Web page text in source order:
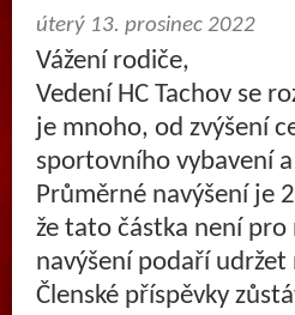
úterý 13. prosinec 2022
Vážení rodiče,
Vedení HC Tachov se
je mnoho, od zvýšení
sportovního vybavení
Průměrné navýšení je
že tato částka není
navýšení podaří
Členské příspěvky